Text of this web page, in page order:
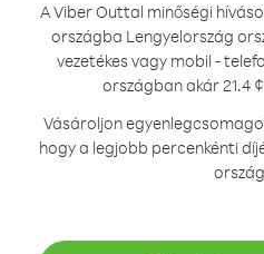
A Viber Outtal minőségi
országba Lengyelország
vezetékes vagy mobil -
országban akár 21.4
Vásároljon
hogy a legjobb percenkénti